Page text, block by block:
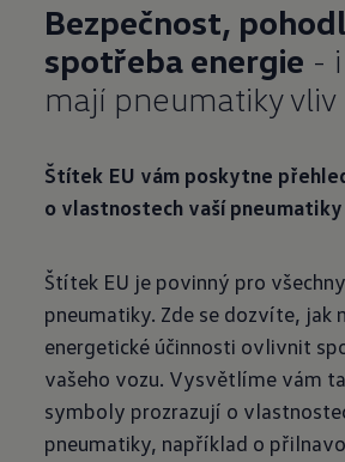
Bezpečnost,
spotřeba energie -
mají pneumatiky vliv
Štítek EU vám poskytne
o vlastnostech vaší pneumatiky
Štítek EU je povinný pro
pneumatiky. Zde se dozvíte, jak
energetické účinnosti ovlivnit
vašeho vozu. Vysvětlíme vám
symboly prozrazují o
pneumatiky, například o